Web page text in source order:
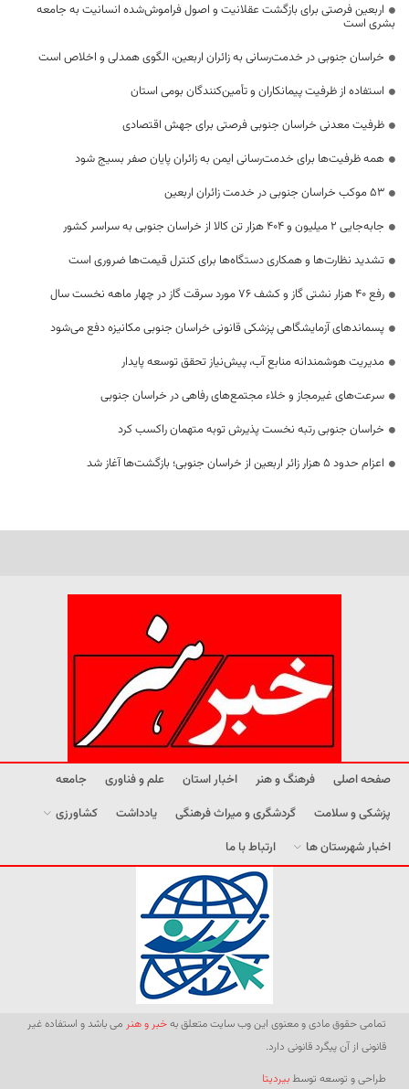
اربعین فرصتی برای بازگشت عقلانیت و اصول فراموش‌شده انسانیت به جامعه
بشری است
خراسان جنوبی در خدمت‌رسانی به زائران اربعین، الگوی همدلی و اخلاص است
استفاده از ظرفیت پیمانکاران و تأمین‌کنندگان بومی استان
ظرفیت معدنی خراسان جنوبی فرصتی برای جهش اقتصادی
همه ظرفیت‌ها برای خدمت‌رسانی ایمن به زائران پایان صفر بسیج شود
53 موکب خراسان جنوبی در خدمت زائران اربعین
جابه‌جایی 2 میلیون و 404 هزار تن کالا از خراسان جنوبی به سراسر کشور
تشدید نظارت‌ها و همکاری دستگاه‌ها برای کنترل قیمت‌ها ضروری است
رفع 40 هزار نشتی گاز و کشف 76 مورد سرقت گاز در چهار ماهه نخست سال
پسماندهای آزمایشگاهی پزشکی قانونی خراسان جنوبی مکانیزه دفع می‌شود
مدیریت هوشمندانه منابع آب، پیش‌نیاز تحقق توسعه پایدار
سرعت‌های غیرمجاز و خلاء مجتمع‌های رفاهی در خراسان جنوبی
خراسان جنوبی رتبه نخست پذیرش توبه متهمان راکسب کرد
اعزام حدود 5 هزار زائر اربعین از خراسان جنوبی؛ بازگشت‌ها آغاز شد
صفحه اصلی فرهنگ و هنر اخبار استان علم و فناوری
جامعه
پزشکی و سلامت
گردشگری و میراث فرهنگی یادداشت
کشاورزی
اخبار شهرستان ها
ارتباط با ما
تمامی حقوق مادی و معنوی این وب سایت متعلق بهخبر و هنر می باشد و استفاده غیر
قانونی از آن پیگرد قانونی دارد.
طراحی و توسعه توسطبیردیتا